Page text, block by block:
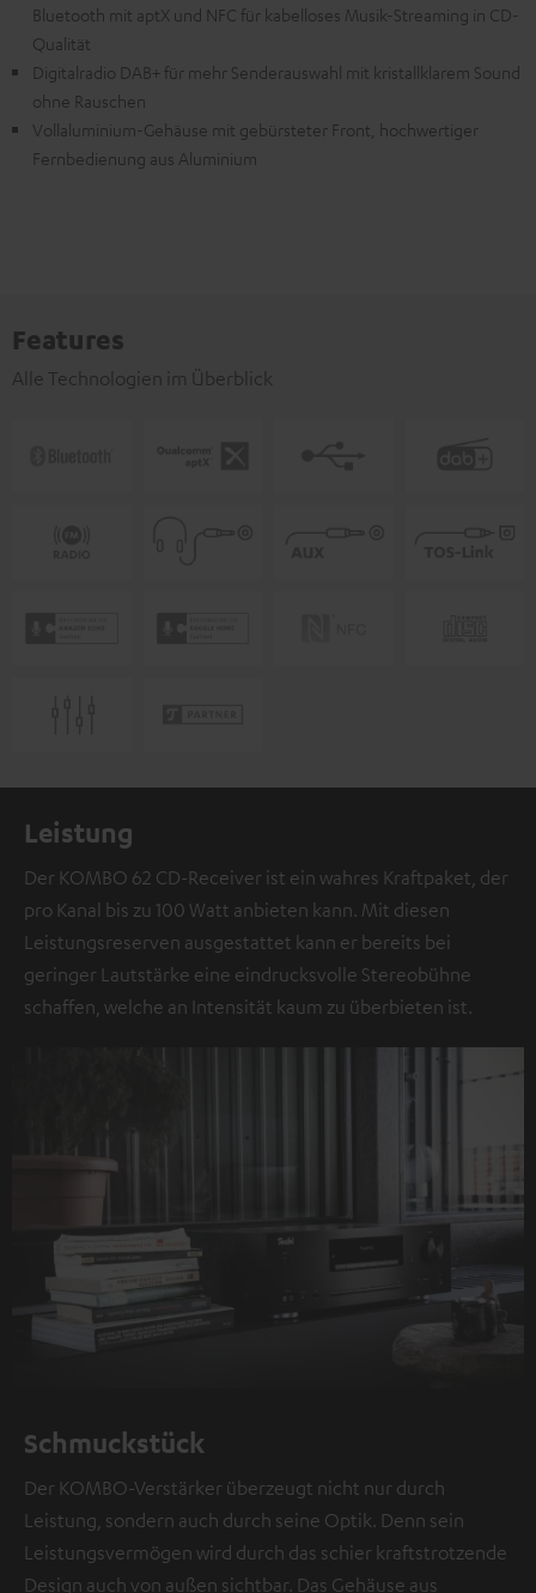
Bluetooth mit aptX und NFC für kabelloses Musik-Streaming in CD-
Qualität
Digitalradio DAB+ für mehr Senderauswahl mit kristallklarem Sound
ohne Rauschen
Vollaluminium-Gehäuse mit gebürsteter Front, hochwertiger
Fernbedienung aus Aluminium
Features
Alle Technologien im Überblick
Leistung
Der KOMBO 62 CD-Receiver ist ein wahres Kraftpaket, der
pro Kanal bis zu 100 Watt anbieten kann. Mit diesen
Leistungsreserven ausgestattet kann er bereits bei
geringer Lautstärke eine eindrucksvolle Stereobühne
schaffen, welche an Intensität kaum zu überbieten ist.
Schmuckstück
Der KOMBO-Verstärker überzeugt nicht nur durch
Leistung, sondern auch durch seine Optik. Denn sein
Leistungsvermögen wird durch das schier kraftstrotzende
Design auch von außen sichtbar. Das Gehäuse aus